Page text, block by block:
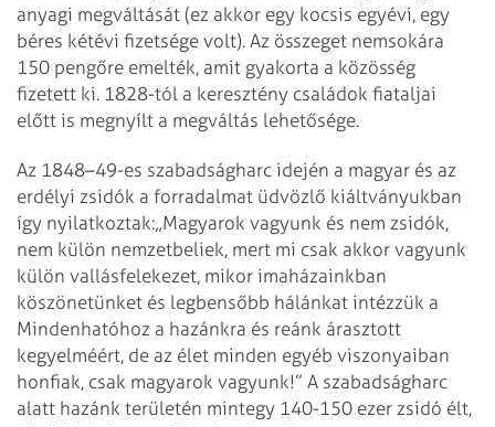
anyagi megváltását (ez akkor egy kocsis egyévi, egy
béres kétévi fizetsége volt). Az összeget nemsokára
150 pengőre emelték, amit gyakorta a közösség
fizetett ki. 1828-tól a keresztény családok fiataljai
előtt is megnyílt a megváltás lehetősége.
Az 1848–49-es szabadságharc idején a magyar és az
erdélyi zsidók a forradalmat üdvözlő kiáltványukban
így nyilatkoztak:„Magyarok vagyunk és nem zsidók,
nem külön nemzetbeliek, mert mi csak akkor vagyunk
külön vallásfelekezet, mikor imaházainkban
köszönetünket és legbensőbb hálánkat intézzük a
Mindenhatóhoz a hazánkra és reánk árasztott
kegyelméért, de az élet minden egyéb viszonyaiban
honfiak, csak magyarok vagyunk!” A szabadságharc
alatt hazánk területén mintegy 140-150 ezer zsidó élt,